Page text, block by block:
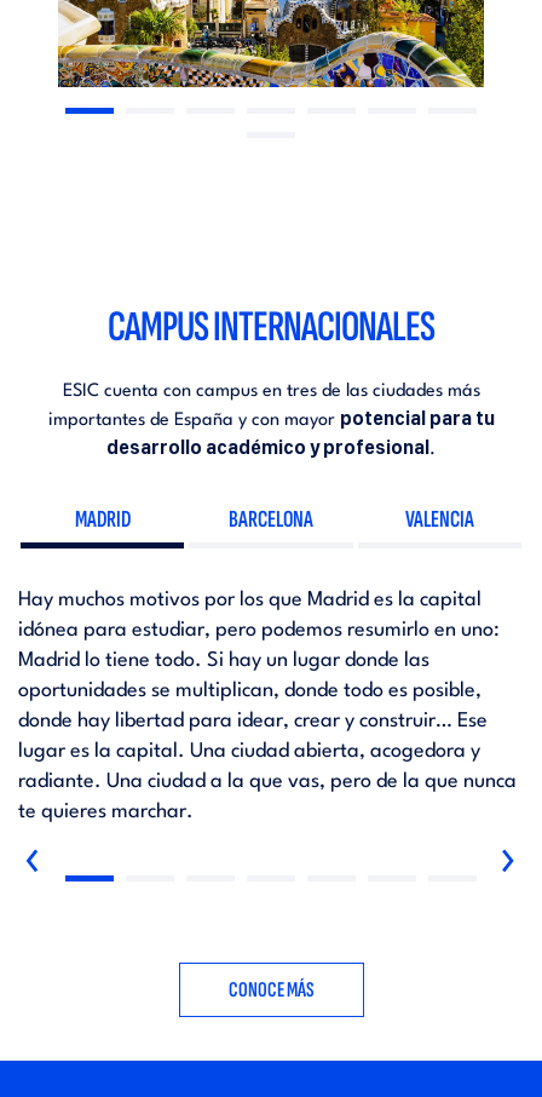
CAMPUS INTERNACIONALES
ESIC cuenta con campus en tres de las ciudades más
importantes de España y con mayor potencial para tu
desarrollo académico y profesional .
MADRID BARCELONA VALENCIA
Hay muchos motivos por los que Madrid es la capital
idónea para estudiar, pero podemos resumirlo en uno:
Madrid lo tiene todo. Si hay un lugar donde las
oportunidades se multiplican, donde todo es posible,
donde hay libertad para idear, crear y construir… Ese
lugar es la capital. Una ciudad abierta, acogedora y
radiante. Una ciudad a la que vas, pero de la que nunca
te quieres marchar.
‹ ›
CONOCE MÁS